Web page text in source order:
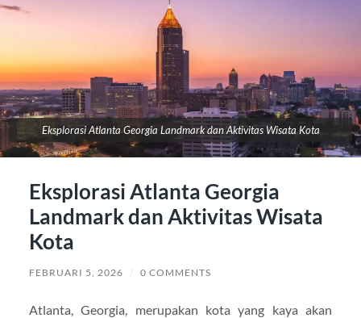
Eksplorasi Atlanta Georgia Landmark dan Aktivitas Wisata Kota
Eksplorasi Atlanta Georgia
Landmark dan Aktivitas Wisata
Kota
FEBRUARI 5, 2026 / 0 COMMENTS
Atlanta, Georgia, merupakan kota yang kaya akan